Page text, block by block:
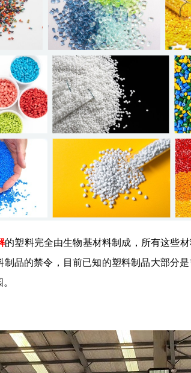
的塑料完全由生物基材料制成，所有这些
制品的禁令，目前已知的塑料制品大部分